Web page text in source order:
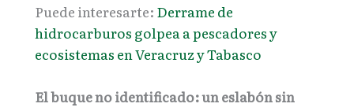
Puede interesarte: Derrame de
hidrocarburos golpea a pescadores y
ecosistemas en Veracruz y Tabasco
El buque no identificado: un eslabón sin